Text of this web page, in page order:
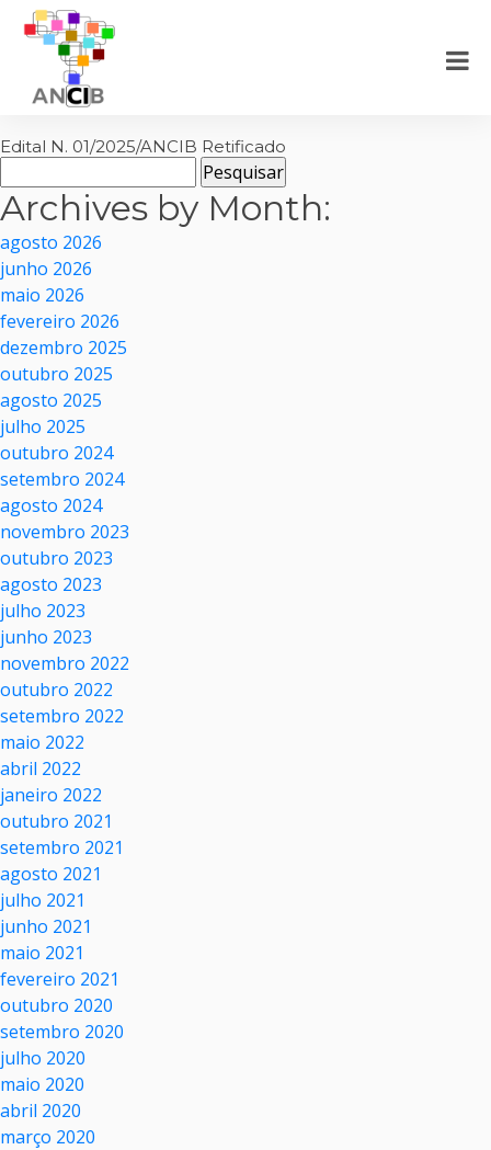
Edital N. 01/2025/ANCIB Retificado
por:
Archives by Month:
agosto 2026
junho 2026
maio 2026
fevereiro 2026
dezembro 2025
outubro 2025
agosto 2025
julho 2025
outubro 2024
setembro 2024
agosto 2024
novembro 2023
outubro 2023
agosto 2023
julho 2023
junho 2023
novembro 2022
outubro 2022
setembro 2022
maio 2022
abril 2022
janeiro 2022
outubro 2021
setembro 2021
agosto 2021
julho 2021
junho 2021
maio 2021
fevereiro 2021
outubro 2020
setembro 2020
julho 2020
maio 2020
abril 2020
março 2020